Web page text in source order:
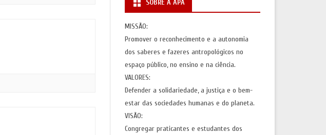
SOBRE A APA
MISSÃO:
Promover o reconhecimento e a autonomia
dos saberes e fazeres antropológicos no
espaço público, no ensino e na ciência.
VALORES:
Defender a solidariedade, a justiça e o bem-
estar das sociedades humanas e do planeta.
VISÃO:
Congregar praticantes e estudantes dos